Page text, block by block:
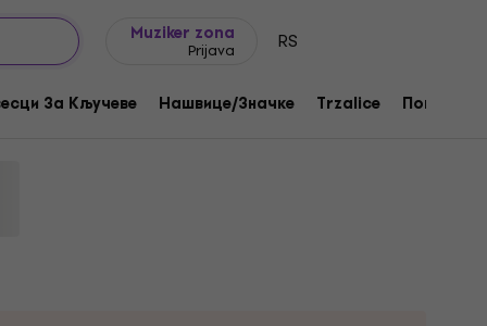
Muziker zona
Prijava RS
За Кључеве Нашвице/Значке Trzalice Поклони